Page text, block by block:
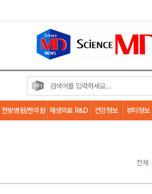
한방병원/한의원 재생의료 R&D 건강정보 뷰티정보
전체 >